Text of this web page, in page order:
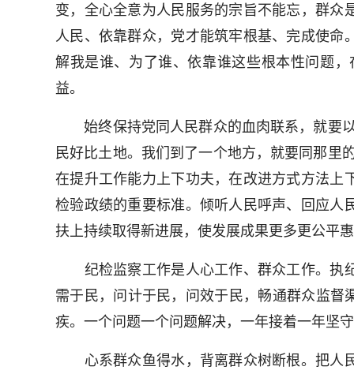
变，全心全意为人民服务的宗旨不能忘，群
人民、依靠群众，党才能筑牢根基、完成使
解我是谁、为了谁、依靠谁这些根本性问题
益。
始终保持党同人民群众的血肉联系，就要以
民好比土地。我们到了一个地方，就要同那里
在提升工作能力上下功夫，在改进方式方法上
检验政绩的重要标准。倾听人民呼声、回应人
扶上持续取得新进展，使发展成果更多更公平
纪检监察工作是人心工作、群众工作。执
需于民，问计于民，问效于民，畅通群众监督
疾。一个问题一个问题解决，一年接着一年坚
心系群众鱼得水，背离群众树断根。把人